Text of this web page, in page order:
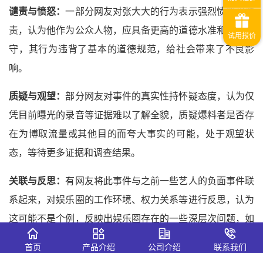
谴责与愤怒：一部分网友对张大大的行为表示强烈愤怒和谴
责，认为他作为公众人物，应具备更高的道德水准和职业操
守，其行为违背了基本的道德规范，给社会带来了不良影
响。
质疑与观望：部分网友对事件的真实性持怀疑态度，认为仅
凭目前曝光的录音等证据难以了解全貌，质疑爆料者是否存
在为博取流量或其他目的而夸大事实的可能，处于观望状
态，等待更多证据和调查结果。
关联与反思：有网友将此事件与之前一些艺人的负面事件联
系起来，对娱乐圈的工作环境、权力关系等进行反思，认为
这可能不是个例，反映出娱乐圈存在的一些深层次问题，如
职场霸凌、权力滥用等。
首页 产品介绍 公司介绍 联系我们